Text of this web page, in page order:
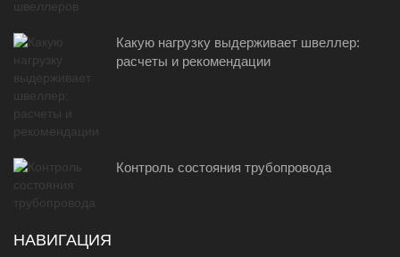
Какую нагрузку выдерживает швеллер:
расчеты и рекомендации
Контроль состояния трубопровода
НАВИГАЦИЯ